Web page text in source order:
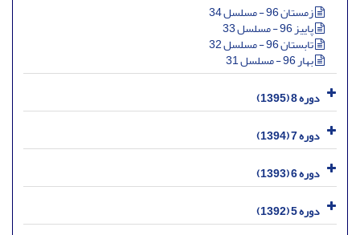
زمستان 96 - مسلسل 34
پاییز 96 - مسلسل 33
تابستان 96 - مسلسل 32
بهار 96 - مسلسل 31
دوره 8 (1395)
دوره 7 (1394)
دوره 6 (1393)
دوره 5 (1392)